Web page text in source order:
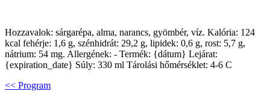
Hozzavalok: sárgarépa, alma, narancs, gyömbér, víz. Kalória: 124
kcal fehérje: 1,6 g, szénhidrát: 29,2 g, lipidek: 0,6 g, rost: 5,7 g,
nátrium: 54 mg. Allergének: - Termék: {dátum} Lejárat:
{expiration_date} Súly: 330 ml Tárolási hőmérséklet: 4-6 C
<< Program